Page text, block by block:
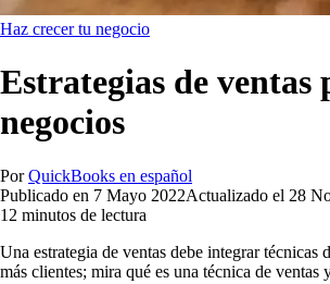
Haz crecer tu negocio
Estrategias de ventas
negocios
Por QuickBooks en español
Publicado en 7 Mayo 2022Actualizado el 28
12 minutos de lectura
Una estrategia de ventas debe integrar técnicas
más clientes; mira qué es una técnica de ventas